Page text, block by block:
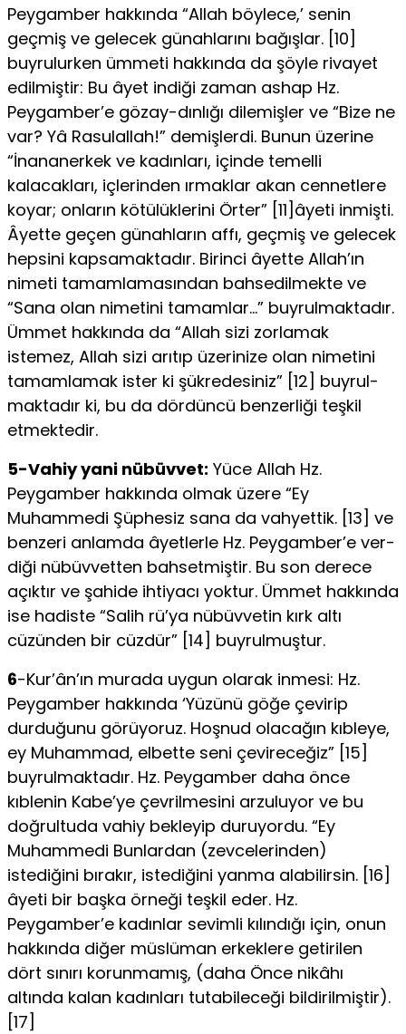
Peygamber hakkında “Allah böylece,’ senin
geçmiş ve gelecek günahlarını bağışlar. [10]
buyrulurken ümmeti hakkında da şöyle rivayet
edil­miştir: Bu âyet indiği zaman ashap Hz.
Peygamber’e gözay-dınlığı dilemişler ve “Bize ne
var? Yâ Rasulallah!” demişlerdi. Bunun üzerine
“İnananerkek ve kadınları, içinde temelli
kalacakları, içlerin­den ırmaklar akan cennetlere
koyar; onların kötülüklerini Örter” [11]âyeti inmişti.
Âyette geçen günahların affı, geçmiş ve gelecek
hepsini kapsamaktadır. Birinci âyette Allah’ın
nimeti tamamlamasından bahsedilmekte ve
“Sana olan nimetini tamamlar…” buyrulmaktadır.
Ümmet hakkında da “Allah sizi zorlamak
istemez, Allah sizi arıtıp üzerinize olan nimetini
tamamlamak ister ki şükredesiniz” [12] buyrul­
maktadır ki, bu da dördüncü benzerliği teşkil
etmektedir.
5-Vahiy yani nübüvvet: Yüce Allah Hz.
Peygamber hakkında olmak üzere “Ey
Muhammedi Şüphesiz sana da vahyettik. [13] ve
benzeri anlamda âyetlerle Hz. Peygamber’e ver­
diği nübüvvetten bahsetmiştir. Bu son derece
açıktır ve şahide ihtiyacı yoktur. Ümmet hakkında
ise hadiste “Salih rü’ya nübüvvetin kırk altı
cüzünden bir cüzdür” [14] buyrulmuştur.
6-Kur’ân’ın murada uygun olarak inmesi: Hz.
Peygamber hakkında ‘Yüzünü göğe çevirip
durduğunu görüyoruz. Hoşnud olacağın kıbleye,
ey Muhammad, elbette seni çevireceğiz” [15]
buy­rulmaktadır. Hz. Peygamber daha önce
kıblenin Kabe’ye çevrilmesini arzuluyor ve bu
doğrultuda vahiy bekleyip duruyordu. “Ey
Muhammedi Bunlardan (zevcelerinden)
istediğini bırakır, istedi­ğini yanma alabilirsin. [16]
âyeti bir başka örneği teşkil eder. Hz.
Peygamber’e kadınlar sevimli kılındığı için, onun
hakkında diğer müslüman erkeklere getirilen
dört sınırı korunmamış, (daha Önce nikâhı
altında kalan kadınları tutabileceği bildirilmiştir).
[17]